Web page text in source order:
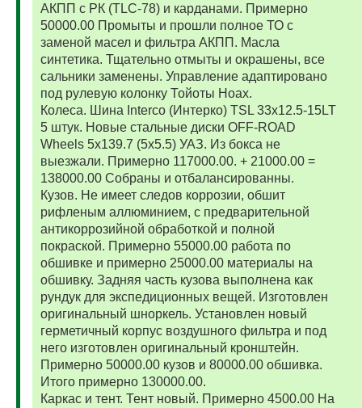
АКПП с РК (TLC-78) и карданами. Примерно
50000.00 Промыты и прошли полное ТО с
заменой масел и фильтра АКПП. Масла
синтетика. Тщательно отмыты и окрашены, все
сальники заменены. Управление адаптировано
под рулевую колонку Тойоты Ноах.
Колеса. Шина Interco (Интерко) TSL 33x12.5-15LT
5 штук. Новые стальные диски OFF-ROAD
Wheels 5x139.7 (5x5.5) УАЗ. Из бокса не
выезжали. Примерно 117000.00. + 21000.00 =
138000.00 Собраны и отбалансированны.
Кузов. Не имеет следов коррозии, обшит
рифленым аллюминием, с предварительной
антикоррозийной обработкой и полной
покраской. Примерно 55000.00 работа по
обшивке и примерно 25000.00 материалы на
обшивку. Задняя часть кузова выполнена как
рундук для экспедиционных вещей. Изготовлен
оригинальный шноркель. Установлен новый
герметичный корпус воздушного фильтра и под
него изготовлен оригинальный кронштейн.
Примерно 50000.00 кузов и 80000.00 обшивка.
Итого примерно 130000.00.
Каркас и тент. Тент новый. Примерно 4500.00 На